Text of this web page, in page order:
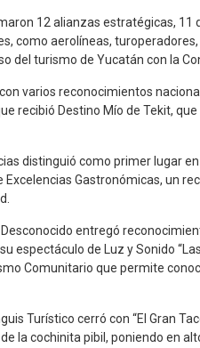
12 alianzas estratégicas,
como aerolíneas,
del turismo de Yucatán con la
varios reconocimientos
recibió Destino Mío de Tekit,
distinguió como primer lugar
Excelencias Gastronómicas, un
entregó
espectáculo de Luz y Sonido
Comunitario que permite
Turístico cerró con “El Gran
la cochinita pibil, poniendo en